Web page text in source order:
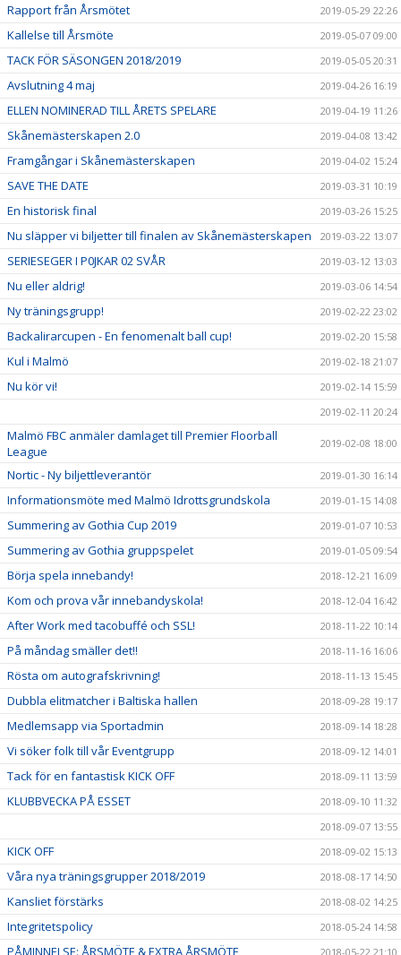
Rapport från Årsmötet 2019-05-29 22:26
Kallelse till Årsmöte 2019-05-07 09:00
TACK FÖR SÄSONGEN 2018/2019 2019-05-05 20:31
Avslutning 4 maj 2019-04-26 16:19
ELLEN NOMINERAD TILL ÅRETS SPELARE 2019-04-19 11:26
Skånemästerskapen 2.0 2019-04-08 13:42
Framgångar i Skånemästerskapen 2019-04-02 15:24
SAVE THE DATE 2019-03-31 10:19
En historisk final 2019-03-26 15:25
Nu släpper vi biljetter till finalen av Skånemästerskapen 2019-03-22 13:07
SERIESEGER I P0JKAR 02 SVÅR 2019-03-12 13:03
Nu eller aldrig! 2019-03-06 14:54
Ny träningsgrupp! 2019-02-22 23:02
Backalirarcupen - En fenomenalt ball cup! 2019-02-20 15:58
Kul i Malmö 2019-02-18 21:07
Nu kör vi!
2019-02-14 15:59
2019-02-11 20:24
Malmö FBC anmäler damlaget till Premier Floorball
League
2019-02-08 18:00
Nortic - Ny biljettleverantör 2019-01-30 16:14
Informationsmöte med Malmö Idrottsgrundskola 2019-01-15 14:08
Summering av Gothia Cup 2019 2019-01-07 10:53
Summering av Gothia gruppspelet 2019-01-05 09:54
Börja spela innebandy! 2018-12-21 16:09
Kom och prova vår innebandyskola! 2018-12-04 16:42
After Work med tacobuffé och SSL! 2018-11-22 10:14
På måndag smäller det!! 2018-11-16 16:06
Rösta om autografskrivning! 2018-11-13 15:45
Dubbla elitmatcher i Baltiska hallen 2018-09-28 19:17
Medlemsapp via Sportadmin 2018-09-14 18:28
Vi söker folk till vår Eventgrupp 2018-09-12 14:01
Tack för en fantastisk KICK OFF 2018-09-11 13:59
KLUBBVECKA PÅ ESSET
2018-09-10 11:32
2018-09-07 13:55
KICK OFF 2018-09-02 15:13
Våra nya träningsgrupper 2018/2019 2018-08-17 14:50
Kansliet förstärks 2018-08-02 14:25
Integritetspolicy 2018-05-24 14:58
PÅMINNELSE: ÅRSMÖTE & EXTRA ÅRSMÖTE 2018-05-22 21:10